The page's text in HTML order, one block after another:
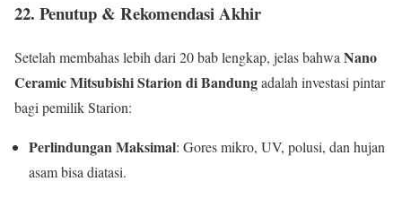
22. Penutup & Rekomendasi Akhir
Setelah membahas lebih dari 20 bab lengkap, jelas bahwa Nano
Ceramic Mitsubishi Starion di Bandungadalah investasi pintar
bagi pemilik Starion:
Perlindungan Maksimal: Gores mikro, UV, polusi, dan hujan
asam bisa diatasi.